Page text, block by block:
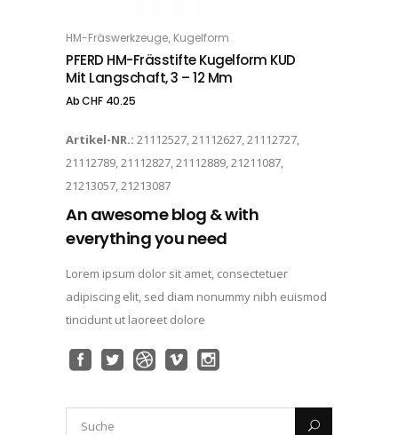
OPTIONS
HM-Fräswerkzeuge, Kugelform
PFERD HM-Frässtifte Kugelform KUD
Mit Langschaft, 3 – 12 Mm
AbCHF40.25
Artikel-NR.: 21112527, 21112627, 21112727,
21112789, 21112827, 21112889, 21211087,
21213057, 21213087
An awesome blog & with
everything you need
Lorem ipsum dolor sit amet, consectetuer
adipiscing elit, sed diam nonummy nibh euismod
tincidunt ut laoreet dolore